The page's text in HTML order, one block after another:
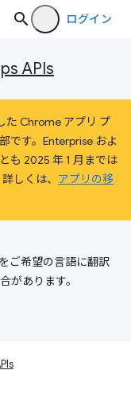
ログイン
APIs
た Chrome アプリ プ
です。Enterprise およ
も 2025 年 1 月までは
しくは、 アプリの移
ご希望の言語に翻訳
があります。